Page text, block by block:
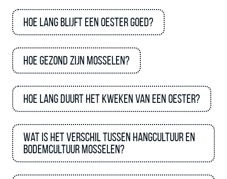
Hoe lang blijft een oester goed?
Hoe gezond zijn mosselen?
Hoe lang duurt het kweken van een oester?
Wat is het verschil tussen hangcultuur en
bodemcultuur mosselen?